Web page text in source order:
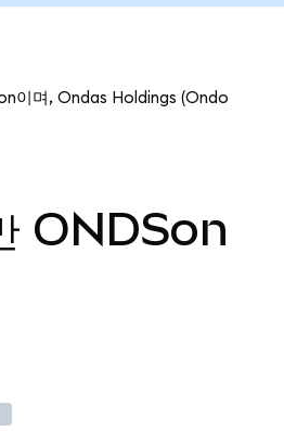
이며, Ondas Holdings (Ondo
ONDSon